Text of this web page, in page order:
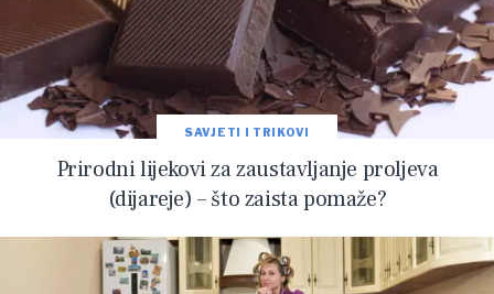
SAVJETI I TRIKOVI
Prirodni lijekovi za zaustavljanje proljeva
(dijareje) – što zaista pomaže?